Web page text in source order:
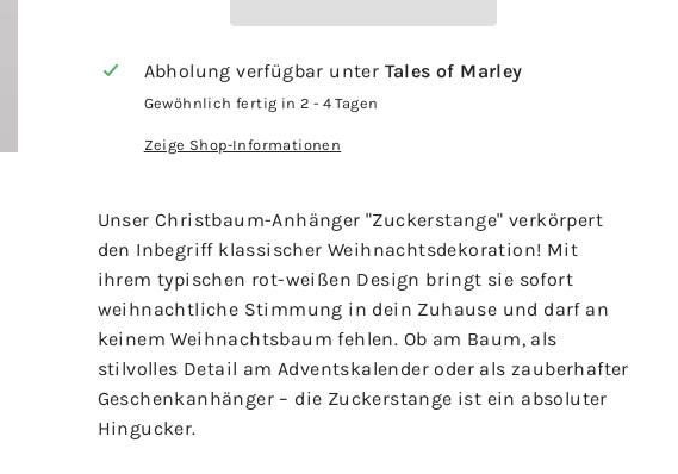
Abholung verfügbar unter Tales of Marley
Gewöhnlich fertig in 2 - 4 Tagen
Zeige Shop-Informationen
Unser Christbaum-Anhänger "Zuckerstange" verkörpert
den Inbegriff klassischer Weihnachtsdekoration! Mit
ihrem typischen rot-weißen Design bringt sie sofort
weihnachtliche Stimmung in dein Zuhause und darf an
keinem Weihnachtsbaum fehlen. Ob am Baum, als
stilvolles Detail am Adventskalender oder als zauberhafter
Geschenkanhänger – die Zuckerstange ist ein absoluter
Hingucker.